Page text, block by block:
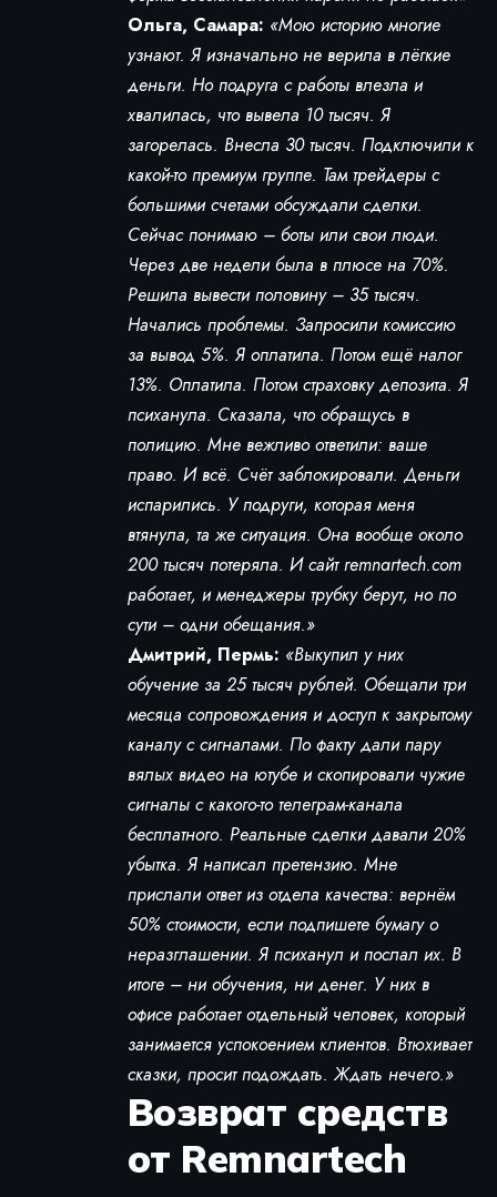
Ольга, Самара: «Мою историю многие
узнают. Я изначально не верила в лёгкие
деньги. Но подруга с работы влезла и
хвалилась, что вывела 10 тысяч. Я
загорелась. Внесла 30 тысяч. Подключили к
какой-то премиум группе. Там трейдеры с
большими счетами обсуждали сделки.
Сейчас понимаю – боты или свои люди.
Через две недели была в плюсе на 70%.
Решила вывести половину – 35 тысяч.
Начались проблемы. Запросили комиссию
за вывод 5%. Я оплатила. Потом ещё налог
13%. Оплатила. Потом страховку депозита. Я
психанула. Сказала, что обращусь в
полицию. Мне вежливо ответили: ваше
право. И всё. Счёт заблокировали. Деньги
испарились. У подруги, которая меня
втянула, та же ситуация. Она вообще около
200 тысяч потеряла. И сайт remnartech.com
работает, и менеджеры трубку берут, но по
сути – одни обещания.»
Дмитрий, Пермь: «Выкупил у них
обучение за 25 тысяч рублей. Обещали три
месяца сопровождения и доступ к закрытому
каналу с сигналами. По факту дали пару
вялых видео на ютубе и скопировали чужие
сигналы с какого-то телеграм-канала
бесплатного. Реальные сделки давали 20%
убытка. Я написал претензию. Мне
прислали ответ из отдела качества: вернём
50% стоимости, если подпишете бумагу о
неразглашении. Я психанул и послал их. В
итоге – ни обучения, ни денег. У них в
офисе работает отдельный человек, который
занимается успокоением клиентов. Втюхивает
сказки, просит подождать. Ждать нечего.»
Возврат средств
от Remnartech